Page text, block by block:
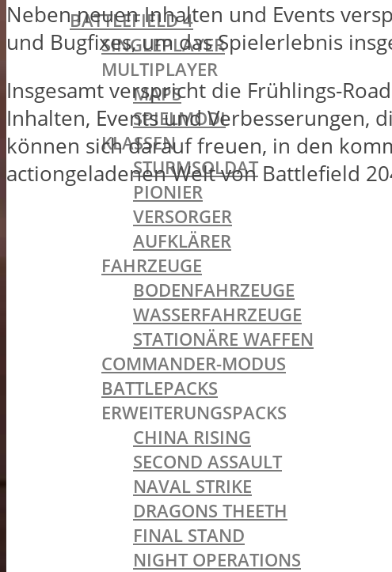
BATTLEFIELD 4
SINGLEPLAYER
MULTIPLAYER
MAPS
SPIELMODI
KLASSEN
STURMSOLDAT
PIONIER
VERSORGER
AUFKLÄRER
FAHRZEUGE
BODENFAHRZEUGE
WASSERFAHRZEUGE
STATIONÄRE WAFFEN
COMMANDER-MODUS
BATTLEPACKS
ERWEITERUNGSPACKS
CHINA RISING
SECOND ASSAULT
NAVAL STRIKE
DRAGONS THEETH
FINAL STAND
NIGHT OPERATIONS
Neben neuen Inhalten und Events
und Bugfixes, um das Spielerlebnis
Insgesamt verspricht die Frühlings-
Inhalten, Events und Verbesserungen,
können sich darauf freuen, in den
actiongeladenen Welt von Battlefield